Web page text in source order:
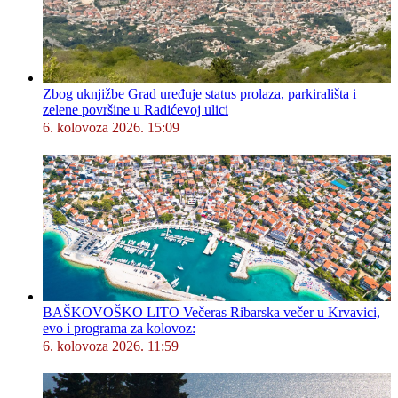
Zbog uknjižbe Grad uređuje status prolaza, parkirališta i
zelene površine u Radićevoj ulici
6. kolovoza 2026. 15:09
BAŠKOVOŠKO LITO Večeras Ribarska večer u Krvavici,
evo i programa za kolovoz:
6. kolovoza 2026. 11:59